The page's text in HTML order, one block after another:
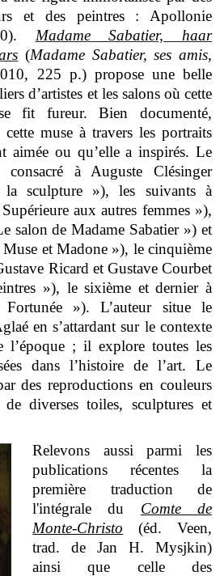
et des peintres : Apollonie
Madame Sabatier, haar
(Madame Sabatier, ses amis,
225 p.) propose une belle
d’artistes et les salons où cette
fit fureur. Bien documenté,
muse à travers les portraits
aimée ou qu’elle a inspirés. Le
consacré à Auguste Clésinger
sculpture »), les suivants à
aux autres femmes »),
salon de Madame Sabatier ») et
et Madone »), le cinquième
Ricard et Gustave Courbet
»), le sixième et dernier à
»). L’auteur situe le
en s’attardant sur le contexte
l’époque ; il explore toutes les
dans l’histoire de l’art. Le
des reproductions en couleurs
diverses toiles, sculptures et
Relevons aussi parmi les
publications récentes la
première traduction de
l'intégrale du Comte de
Monte-Christo (éd. Veen,
trad. de Jan H. Mysjkin)
ainsi que celle des